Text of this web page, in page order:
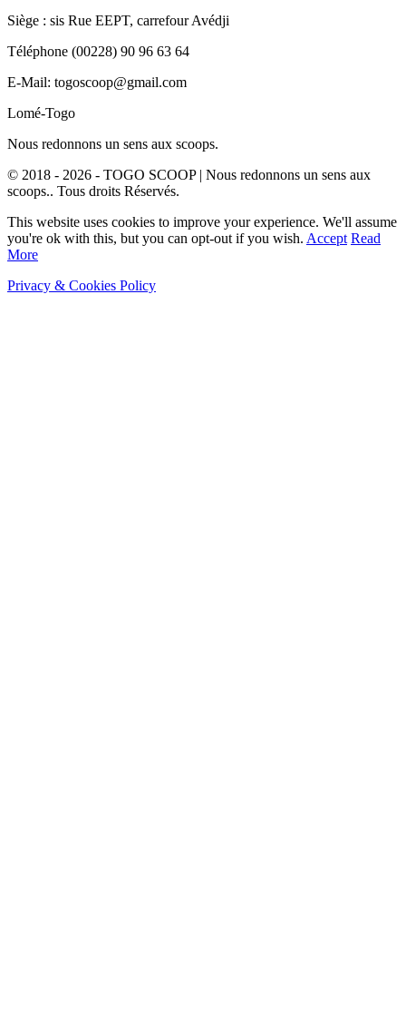
Siège : sis Rue EEPT, carrefour Avédji
Téléphone (00228) 90 96 63 64
E-Mail: togoscoop@gmail.com
Lomé-Togo
Nous redonnons un sens aux scoops.
© 2018 - 2026 - TOGO SCOOP | Nous redonnons un sens aux
scoops.. Tous droits Réservés.
This website uses cookies to improve your experience. We'll assume
you're ok with this, but you can opt-out if you wish. Accept Read
More
Privacy & Cookies Policy